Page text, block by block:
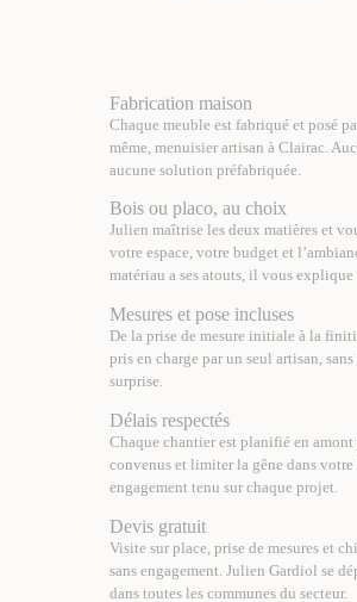
Fabrication maison
Chaque meuble est fabriqué et posé
même, menuisier artisan à Clairac.
aucune solution préfabriquée.
Bois ou placo, au choix
Julien maîtrise les deux matières et
votre espace, votre budget et
matériau a ses atouts, il vous explique
Mesures et pose incluses
De la prise de mesure initiale à la
pris en charge par un seul artisan,
surprise.
Délais respectés
Chaque chantier est planifié en
convenus et limiter la gêne dans
engagement tenu sur chaque projet.
Devis gratuit
Visite sur place, prise de mesures et
sans engagement. Julien Gardiol se
dans toutes les communes du secteur.